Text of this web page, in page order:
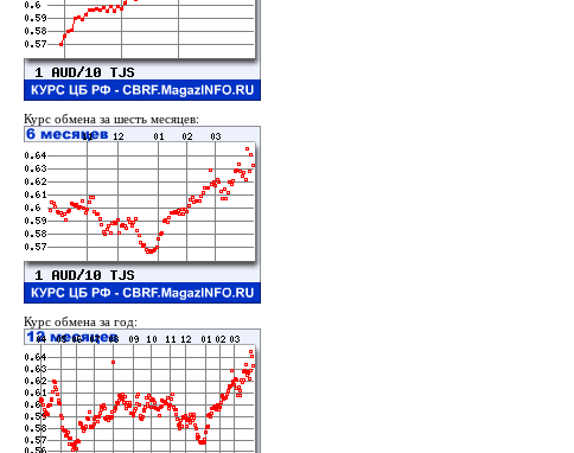
Курс обмена за шесть месяцев:
Курс обмена за год: